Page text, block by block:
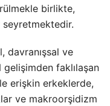
birlikte,
davranışsal ve
faklılaşan
erişkin erkeklerde,
ve makroorşidizm